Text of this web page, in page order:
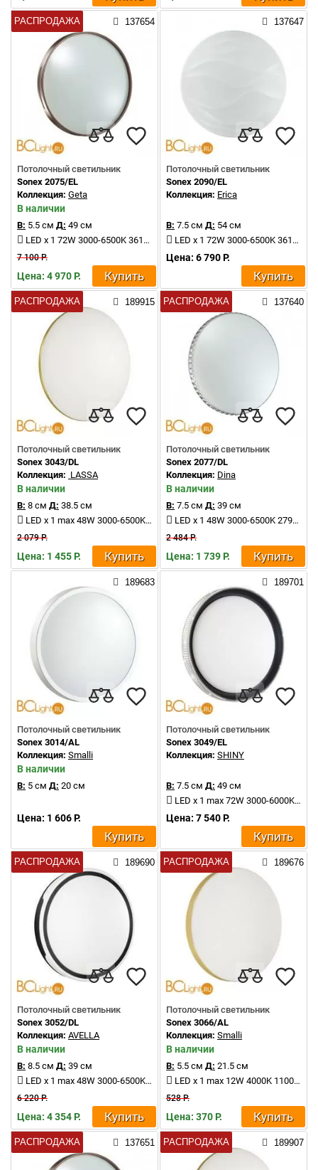
РАСПРОДАЖА 137654
Потолочный светильник
Sonex 2075/EL
Коллекция: Geta
В наличии
В: 5.5 см Д: 49 см
LED x 1 72W 3000-6500K 3612Lm
7 100 Р.
Цена: 4 970 Р. Купить
137647
Потолочный светильник
Sonex 2090/EL
Коллекция: Erica
В: 7.5 см Д: 54 см
LED x 1 72W 3000-6500K 3612Lm
Цена: 6 790 Р.
Купить
РАСПРОДАЖА 189915
Потолочный светильник
Sonex 3043/DL
Коллекция: LASSA
В наличии
В: 8 см Д: 38.5 см
LED x 1 max 48W 3000-6500K 3400-3800Lm
2 079 Р.
Цена: 1 455 Р. Купить
РАСПРОДАЖА 137640
Потолочный светильник
Sonex 2077/DL
Коллекция: Dina
В наличии
В: 7.5 см Д: 39 см
LED x 1 48W 3000-6500K 2790Lm
2 484 Р.
Цена: 1 739 Р. Купить
189683
Потолочный светильник
Sonex 3014/AL
Коллекция: Smalli
В наличии
В: 5 см Д: 20 см
Цена: 1 606 Р.
Купить
189701
Потолочный светильник
Sonex 3049/EL
Коллекция: SHINY
В: 7.5 см Д: 49 см
LED x 1 max 72W 3000-6000K 5000Lm
Цена: 7 540 Р.
Купить
РАСПРОДАЖА 189690
Потолочный светильник
Sonex 3052/DL
Коллекция: AVELLA
В наличии
В: 8.5 см Д: 39 см
LED x 1 max 48W 3000-6500K 3400-3800Lm
6 220 Р.
Цена: 4 354 Р. Купить
РАСПРОДАЖА 189676
Потолочный светильник
Sonex 3066/AL
Коллекция: Smalli
В наличии
В: 5.5 см Д: 21.5 см
LED x 1 max 12W 4000K 1100Lm
528 Р.
Цена: 370 Р. Купить
РАСПРОДАЖА 137651 РАСПРОДАЖА 189907